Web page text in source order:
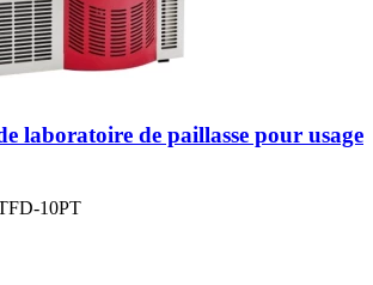
laboratoire de paillasse pour usage
10PT